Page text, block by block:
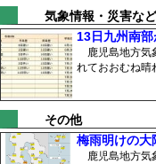
気象情報・災害など
13日九州南
鹿児島地方気
れておおむね
その他
梅雨明けの大
鹿児島地方気